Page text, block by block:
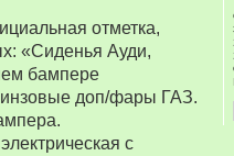
отметка,
«Сиденья Ауди,
бампере
доп/фары ГАЗ.
с